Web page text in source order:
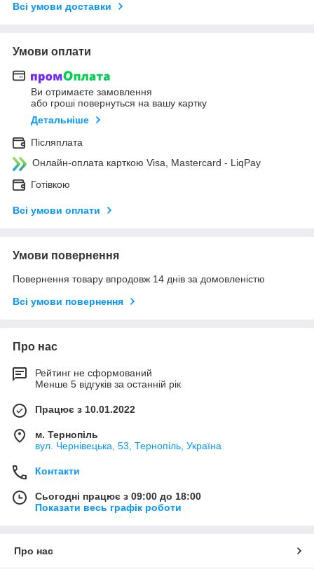
Всі умови доставки
Умови оплати
Ви отримаєте замовлення
або гроші повернуться на вашу картку
Детальніше
Післяплата
Онлайн-оплата карткою Visa, Mastercard - LiqPay
Готівкою
Всі умови оплати
Умови повернення
Повернення товару впродовж 14 днів за домовленістю
Всі умови повернення
Про нас
Рейтинг не сформований
Менше 5 відгуків за останній рік
Працює з 10.01.2022
м. Тернопіль
вул. Чернівецька, 53, Тернопіль, Україна
Контакти
Сьогодні працює з 09:00 до 18:00
Показати весь графік роботи
Про нас